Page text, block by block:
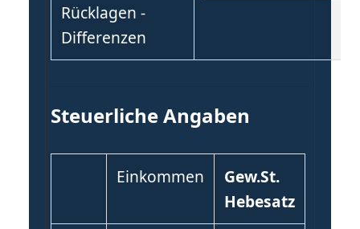
Rücklagen -
Differenzen
Steuerliche Angaben
Einkommen
Gew.St.
Hebesatz